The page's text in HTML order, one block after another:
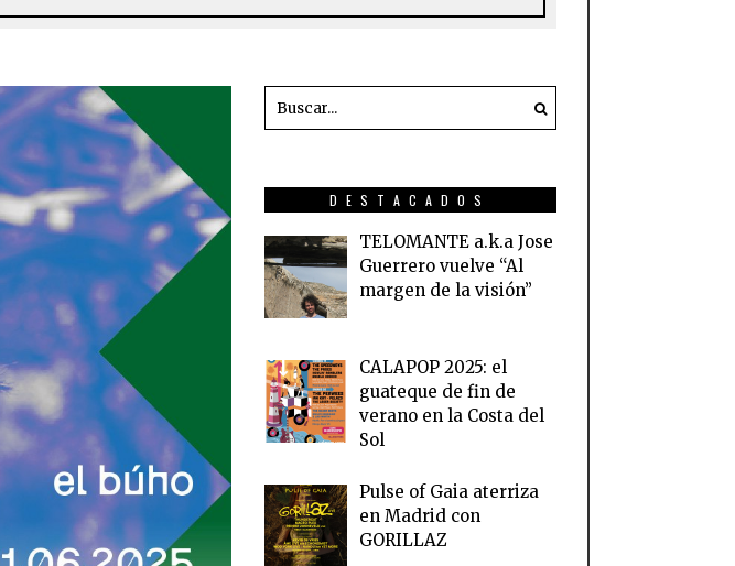
DESTACADOS
TELOMANTE a.k.a Jose
Guerrero vuelve “Al
margen de la visión”
CALAPOP 2025: el
guateque de fin de
verano en la Costa del
Sol
Pulse of Gaia aterriza
en Madrid con
GORILLAZ